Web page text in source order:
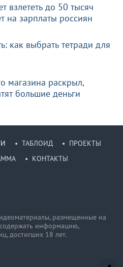
взлететь до 50 тысяч
на зарплаты россиян
как выбрать тетради для
магазина раскрыл,
большие деньги
ТАБЛОИД
ПРОЕКТЫ
КОНТАКТЫ
размещенные на
информацию,
достигших 18 лет.